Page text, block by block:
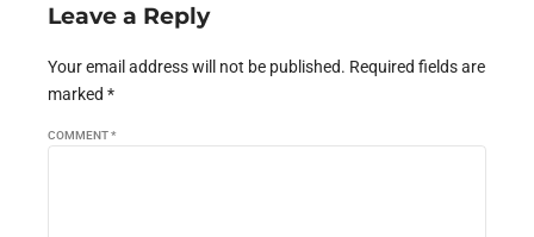
Leave a Reply
Your email address will not be published. Required fields are
marked *
COMMENT*